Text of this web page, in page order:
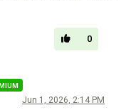
0
Jun 1, 2026, 2:14 PM